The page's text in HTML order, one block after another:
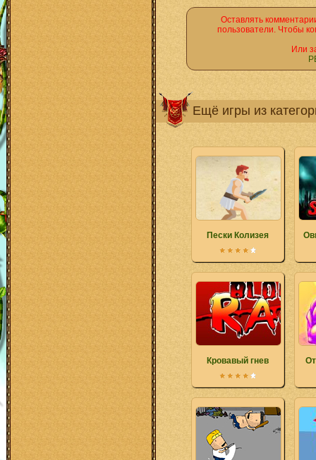
Оставлять
пользователи. Чтобы
Или
Ещё игры из
Пески Колизея
Кровавый гнев